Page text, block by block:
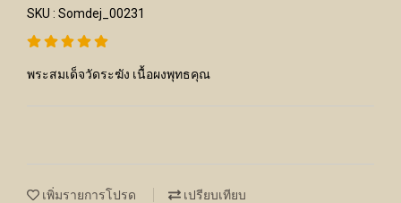
SKU : Somdej_00231
พระสมเด็จวัดระฆัง เนื้อผงพุทธคุณ
เพิ่มรายการโปรด เปรียบเทียบ